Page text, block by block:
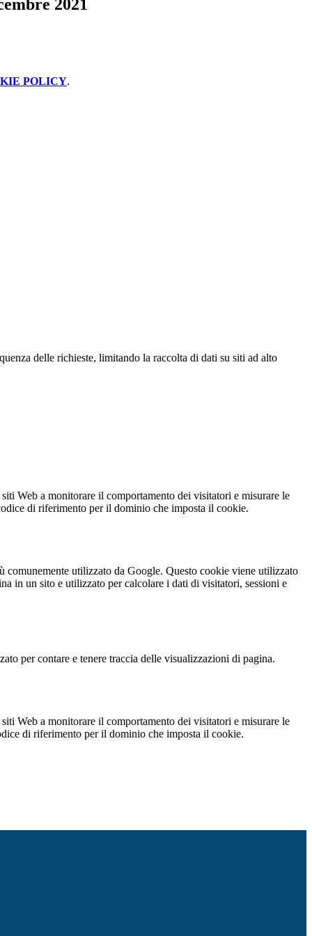
2021
POLICY.
delle richieste, limitando la raccolta di dati su siti ad alto
Web a monitorare il comportamento dei visitatori e misurare le
di riferimento per il dominio che imposta il cookie.
utilizzato da Google. Questo cookie viene utilizzato
in un sito e utilizzato per calcolare i dati di visitatori, sessioni e
per contare e tenere traccia delle visualizzazioni di pagina.
Web a monitorare il comportamento dei visitatori e misurare le
di riferimento per il dominio che imposta il cookie.